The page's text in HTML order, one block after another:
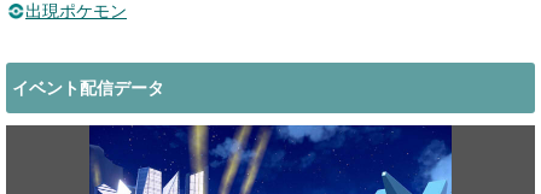
出現ポケモン
イベント配信データ